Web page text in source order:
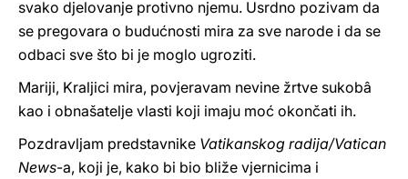
svako djelovanje protivno njemu. Usrdno pozivam da
se pregovara o budućnosti mira za sve narode i da se
odbaci sve što bi je moglo ugroziti.
Mariji, Kraljici mira, povjeravam nevine žrtve sukobâ
kao i obnašatelje vlasti koji imaju moć okončati ih.
Pozdravljam predstavnike Vatikanskog radija/Vatican
News-a, koji je, kako bi bio bliže vjernicima i